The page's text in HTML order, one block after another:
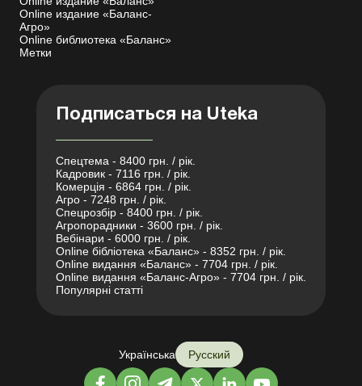
Online издание «Баланс-
Агро»
Online библиотека «Баланс»
Метки
Подписаться на Uteka
Спецтема - 8400 грн. / рік.
Кадровик - 7116 грн. / рік.
Комерція - 6864 грн. / рік.
Агро - 7248 грн. / рік.
Спецрозбір - 8400 грн. / рік.
Агропорадники - 3600 грн. / рік.
Вебінари - 6000 грн. / рік.
Online бібліотека «Баланс» - 8352 грн. / рік.
Online видання «Баланс» - 7704 грн. / рік.
Online видання «Баланс-Агро» - 7704 грн. / рік.
Популярні статті
Українська Русский